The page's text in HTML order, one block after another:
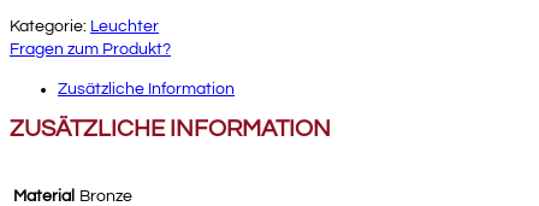
Kategorie: Leuchter
Fragen zum Produkt?
Zusätzliche Information
ZUSÄTZLICHE INFORMATION
Material Bronze